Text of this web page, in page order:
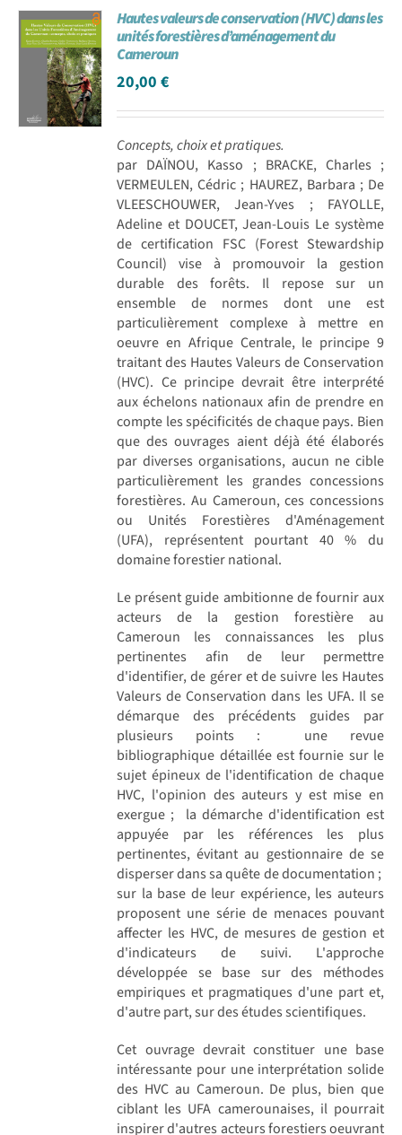
Achat en ligne
Panier WooCommerce
Hautes valeurs de conservation (HVC) dans les
unités forestières d’aménagement du
Cameroun
20,00€
Concepts, choix et pratiques.
par DAÏNOU, Kasso ; BRACKE, Charles ;
VERMEULEN, Cédric ; HAUREZ, Barbara ; De
VLEESCHOUWER, Jean-Yves ; FAYOLLE,
Adeline et DOUCET, Jean-Louis Le système
de certification FSC (Forest Stewardship
Council) vise à promouvoir la gestion
durable des forêts. Il repose sur un
ensemble de normes dont une est
particulièrement complexe à mettre en
oeuvre en Afrique Centrale, le principe 9
traitant des Hautes Valeurs de Conservation
(HVC). Ce principe devrait être interprété
aux échelons nationaux afin de prendre en
compte les spécificités de chaque pays. Bien
que des ouvrages aient déjà été élaborés
par diverses organisations, aucun ne cible
particulièrement les grandes concessions
forestières. Au Cameroun, ces concessions
ou Unités Forestières d'Aménagement
(UFA), représentent pourtant 40 % du
domaine forestier national.
Le présent guide ambitionne de fournir aux
acteurs de la gestion forestière au
Cameroun les connaissances les plus
pertinentes afin de leur permettre
d'identifier, de gérer et de suivre les Hautes
Valeurs de Conservation dans les UFA. Il se
démarque des précédents guides par
plusieurs points :  une revue
bibliographique détaillée est fournie sur le
sujet épineux de l'identification de chaque
HVC, l'opinion des auteurs y est mise en
exergue ;  la démarche d'identification est
appuyée par les références les plus
pertinentes, évitant au gestionnaire de se
disperser dans sa quête de documentation ; 
sur la base de leur expérience, les auteurs
proposent une série de menaces pouvant
affecter les HVC, de mesures de gestion et
d'indicateurs de suivi. L'approche
développée se base sur des méthodes
empiriques et pragmatiques d'une part et,
d'autre part, sur des études scientifiques.
Cet ouvrage devrait constituer une base
intéressante pour une interprétation solide
des HVC au Cameroun. De plus, bien que
ciblant les UFA camerounaises, il pourrait
inspirer d'autres acteurs forestiers oeuvrant